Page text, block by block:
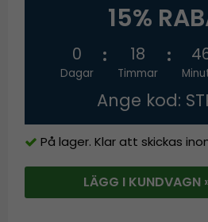
15%
0
Dagar
18
Timmar
Ange kod:
På lager. Klar att skickas
LÄGG I KUNDVAGN